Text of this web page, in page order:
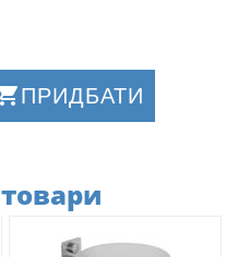
ПРИДБАТИ